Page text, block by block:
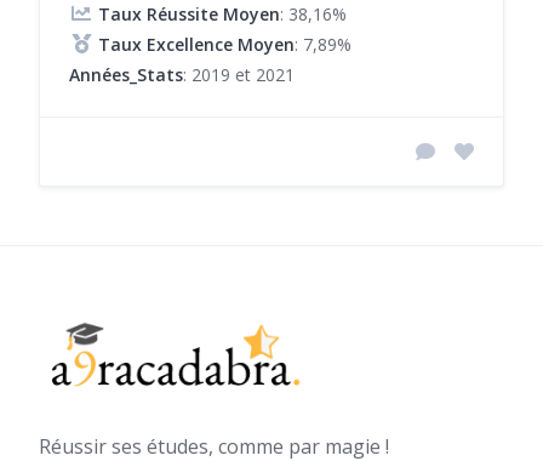
Taux Réussite Moyen: 38,16%
Taux Excellence Moyen: 7,89%
Années_Stats: 2019 et 2021
Réussir ses études, comme par magie !